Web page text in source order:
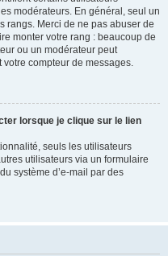
modérateurs. En général, seul un
rangs. Merci de ne pas abuser de
monter votre rang : beaucoup de
ou un modérateur peut
compteur de messages.
lorsque je clique sur le lien
seuls les utilisateurs
utilisateurs via un formulaire
système d’e-mail par des